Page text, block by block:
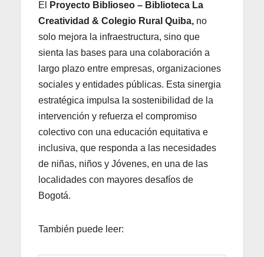
El
Proyecto Biblioseo – Biblioteca La
Creatividad & Colegio Rural Quiba, no
solo mejora la infraestructura, sino que
sienta las bases para una colaboración a
largo plazo entre empresas, organizaciones
sociales y entidades públicas. Esta sinergia
estratégica impulsa la sostenibilidad de la
intervención y refuerza el compromiso
colectivo con una educación equitativa e
inclusiva, que responda a las necesidades
de niñas, niños y Jóvenes, en una de las
localidades con mayores desafíos de
Bogotá.
También puede leer: